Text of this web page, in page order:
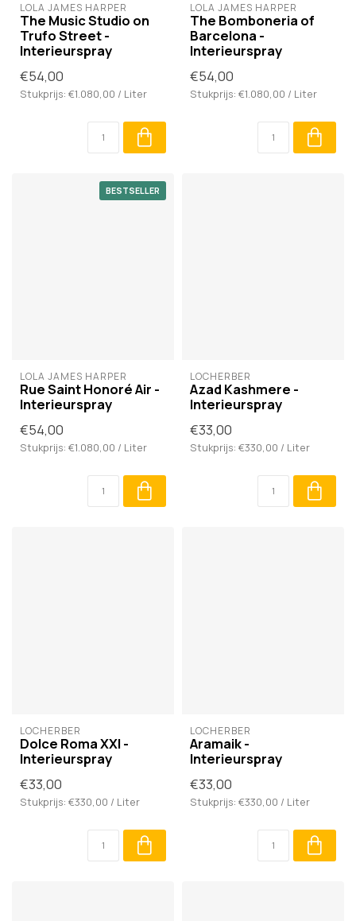
LOLA JAMES HARPER
The Music Studio on
Trufo Street -
Interieurspray
€54,00
Stukprijs: €1.080,00 / Liter
LOLA JAMES HARPER
The Bomboneria of
Barcelona -
Interieurspray
€54,00
Stukprijs: €1.080,00 / Liter
BESTSELLER
LOLA JAMES HARPER
Rue Saint Honoré Air -
Interieurspray
€54,00
Stukprijs: €1.080,00 / Liter
LOCHERBER
Azad Kashmere -
Interieurspray
€33,00
Stukprijs: €330,00 / Liter
LOCHERBER
Dolce Roma XXI -
Interieurspray
€33,00
Stukprijs: €330,00 / Liter
LOCHERBER
Aramaik -
Interieurspray
€33,00
Stukprijs: €330,00 / Liter